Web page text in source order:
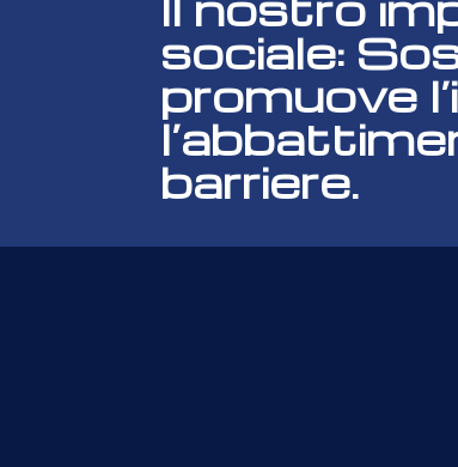
sociale:
promuove
barriere.